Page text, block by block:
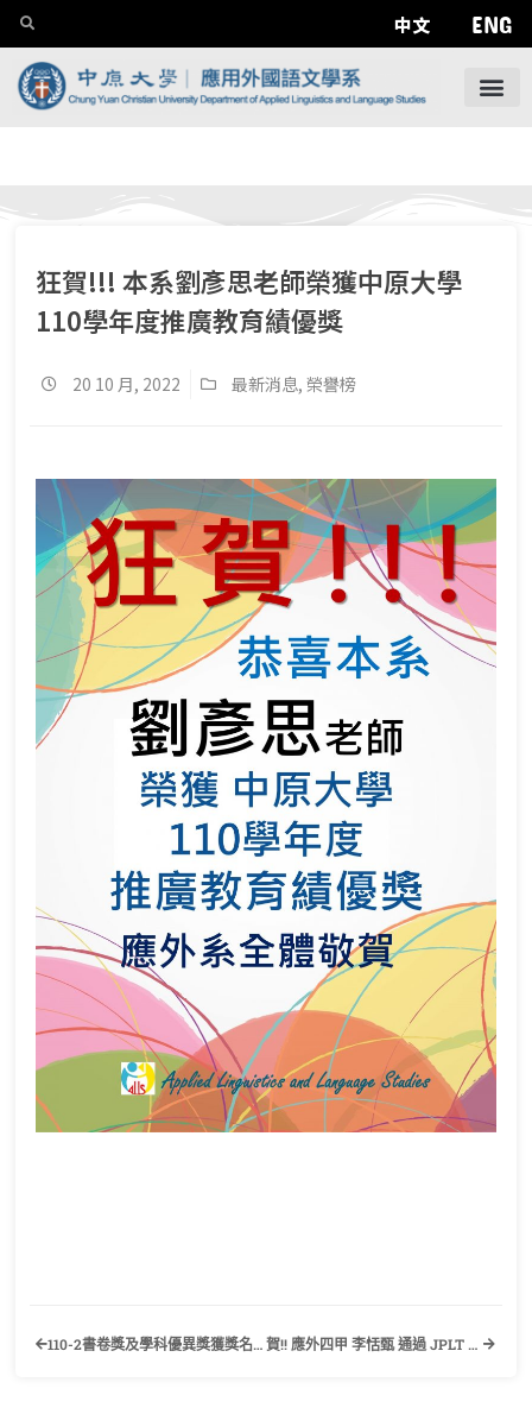
中文 ENG
狂賀!!! 本系劉彥思老師榮獲中原大學
110學年度推廣教育績優獎
20 10 月, 2022 最新消息, 榮譽榜
110-2書卷獎及學科優異獎獲獎名單公告 賀!! 應外四甲 李恬甄 通過 JPLT N2